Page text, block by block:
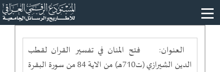
العنوان:
فتح المنان في تفسير القران لقطب
الدين الشيرازي (ت710هـ) من الاية 84 من سورة البقرة